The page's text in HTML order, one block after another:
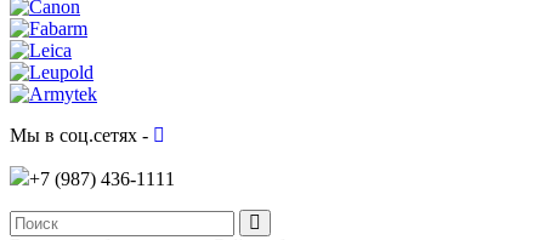
Мы в соц.сетях -
+7 (987) 436-1111